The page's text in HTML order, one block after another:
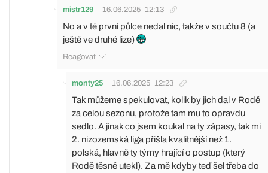
mistr129 16.06.2025 12:13
No a v té první půlce nedal nic, takže v součtu 8 (a
ještě ve druhé lize)
Reagovat
monty25 16.06.2025 12:23
Tak můžeme spekulovat, kolik by jich dal v Rodě
za celou sezonu, protože tam mu to opravdu
sedlo. A jinak co jsem koukal na ty zápasy, tak mi
2. nizozemská liga přišla kvalitnější než 1.
polská, hlavně ty týmy hrající o postup (který
Rodě těsně utekl). Za mě kdyby teď šel třeba do